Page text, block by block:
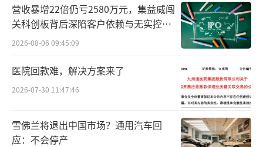
务）2025年出现亏损（-1.64亿元，同比下降21
9.61%），且一直延续到2026年第一季度（-28
46.11万元，同比下降15.13%），但昭衍新药
透露，截至2026年第一季度，在手订单金额累
计约31亿元，同比增长40.9%，这为未来经营
复苏下的CRO企业
营收暴增22倍仍亏2580万元，集益威闯
关科创板背后深陷客户依赖与无实控人
困局
2026-08-06 09:45:09
医院回款难，解决方案来了
2026-07-30 11:47:46
雪佛兰将退出中国市场？通用汽车回
应：不会停产